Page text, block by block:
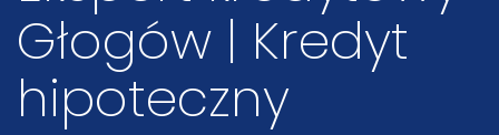
Głogów | Kredyt
hipoteczny